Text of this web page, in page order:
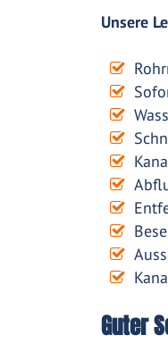
Unsere
Guter